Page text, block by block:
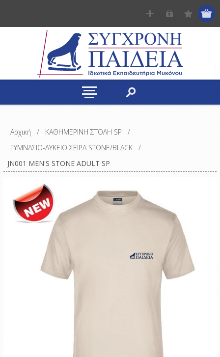
Αρχική / ΚΑΘΗΜΕΡΙΝΗ ΣΤΟΛΗ SP
/
ΓΥΜΝΑΣΙΟ-ΛΥΚΕΙΟ ΣΕΙΡΑ STONE/BLACK
/
JN001 MEN'S STONE ADULT SP